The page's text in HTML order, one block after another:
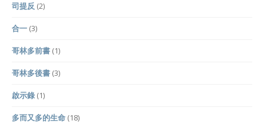
司提反 (2)
合一 (3)
哥林多前書 (1)
哥林多後書 (3)
啟示錄 (1)
多而又多的生命 (18)